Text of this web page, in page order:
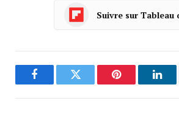
Suivre sur Tableau
FacebookTwitter Pinterest